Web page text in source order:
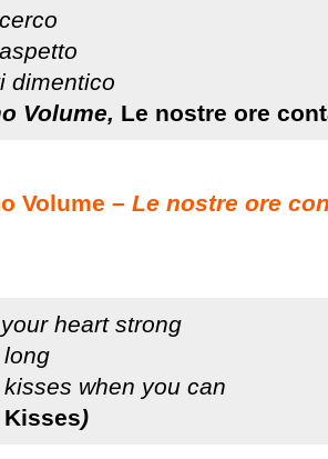
dimentico
Volume, Le nostre ore
Volume – Le nostre ore
heart strong
when you can
Kisses)